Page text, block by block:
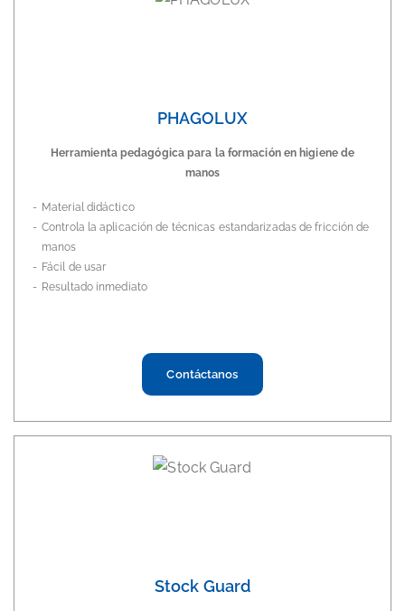
PHAGOLUX
Herramienta pedagógica para la formación en higiene de
manos
Material didáctico
Controla la aplicación de técnicas estandarizadas de fricción de
manos
Fácil de usar
Resultado inmediato
Contáctanos
Stock Guard